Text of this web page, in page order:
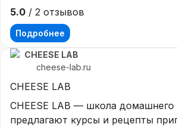
видимо сам Мазур живет в
Показывая хамское и глубоко
потенциальным студентам-он
что он и его сотрудники
денег, проявляя хамство и
другим людям.
5.0 / 2 отзывов
Подробнее
CHEESE LAB
cheese-lab.ru
CHEESE LAB
CHEESE LAB — школа
предлагают курсы и рецепты